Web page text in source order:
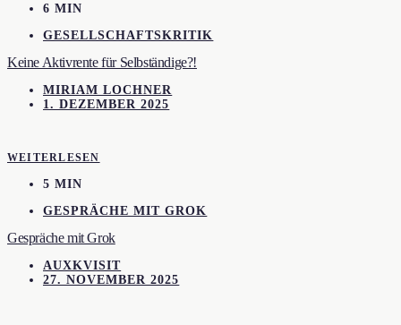
6 MIN
GESELLSCHAFTSKRITIK
Keine Aktivrente für Selbständige?!
MIRIAM LOCHNER
1. DEZEMBER 2025
WEITERLESEN
5 MIN
GESPRÄCHE MIT GROK
Gespräche mit Grok
AUXKVISIT
27. NOVEMBER 2025